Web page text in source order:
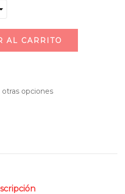
AL CARRITO
opciones